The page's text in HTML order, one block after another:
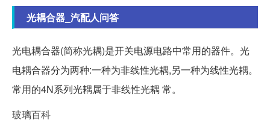
光耦合器_汽配人问答
光电耦合器(简称光耦)是开关电源电路中常用的器件。光
电耦合器分为两种:一种为非线性光耦,另一种为线性光耦。
常用的4N系列光耦属于非线性光耦 常。
玻璃百科